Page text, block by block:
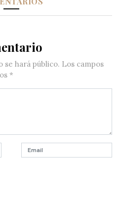
se hará público. Los campos
*